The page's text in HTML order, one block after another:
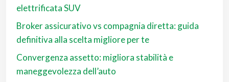
elettrificata SUV
Broker assicurativo vs compagnia diretta: guida
definitiva alla scelta migliore per te
Convergenza assetto: migliora stabilità e
maneggevolezza dell’auto